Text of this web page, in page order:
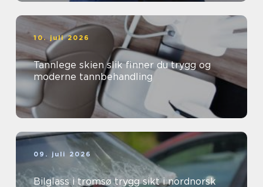
10. juli 2026
Tannlege skien slik finner du trygg og
moderne tannbehandling
09. juli 2026
Bilglass i tromsø trygg sikt i nordnorsk